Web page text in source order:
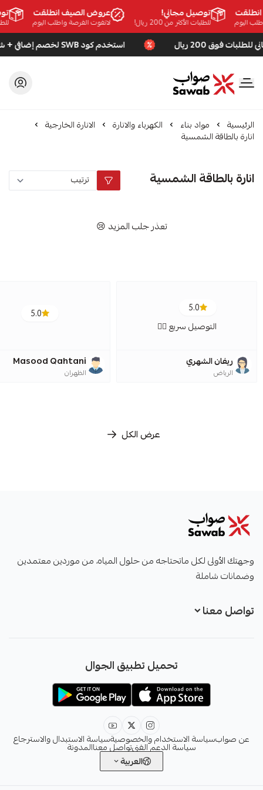
اليوم
توصيل مجاني!
للطلبات الأكثر من 200 ريال!
عروض الصيف انطلقت
لاتفوت الفرصة واطلب اليوم
استخدم كود SWB لخصم إضافي + شحن مجاني للطلبات فوق 200 ريال
صواب
الرئيسية مواد بناء الكهرباء والانارة الانارة الخارجية
انارة بالطاقة الشمسية
انارة بالطاقة الشمسية
تعذر جلب المزيد 😢
5.0
التوصيل سريع 👍🏼
ريفان الشهري
الرياض
5.0
Masood Qahtani
الظهران
عرض الكل
وجهتك الأولى لكل ماتحتاجه من حلول المياه، من موردين معتمدين
وضمانات شاملة
تواصل معنا
info@sawab.app
تحميل تطبيق الجوال
عن صوابسياسة الاستخدام والخصوصيةسياسة الاستبدال والاسترجاع
سياسة الدعم الفنيتواصل معناالمدونة
العربية